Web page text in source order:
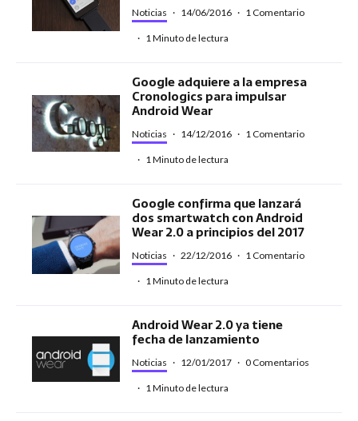
Noticias · 14/06/2016 · 1 Comentario
· 1 Minuto de lectura
Google adquiere a la empresa
Cronologics para impulsar
Android Wear
Noticias · 14/12/2016 · 1 Comentario
· 1 Minuto de lectura
Google confirma que lanzará
dos smartwatch con Android
Wear 2.0 a principios del 2017
Noticias · 22/12/2016 · 1 Comentario
· 1 Minuto de lectura
Android Wear 2.0 ya tiene
fecha de lanzamiento
Noticias · 12/01/2017 · 0 Comentarios
· 1 Minuto de lectura